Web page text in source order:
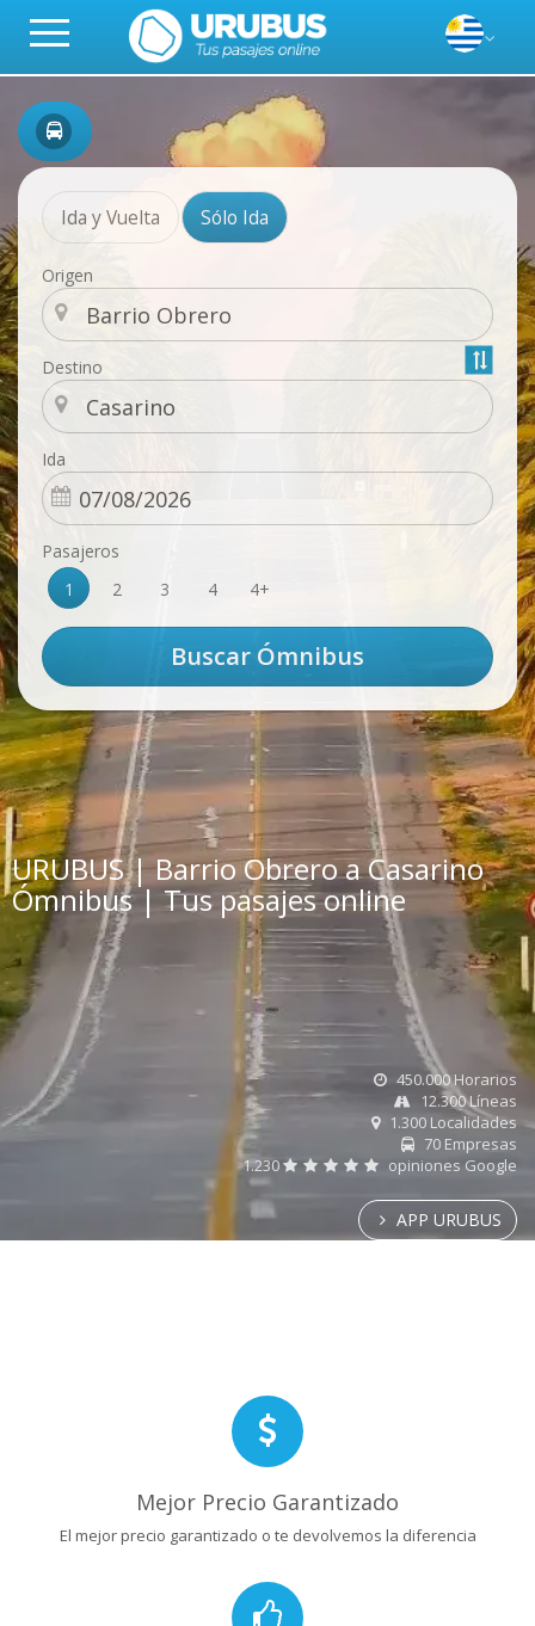
Ida y Vuelta Sólo Ida
Origen
Destino
Ida
Pasajeros
1
2 3 4 4+
URUBUS | Barrio Obrero a Casarino
Ómnibus | Tus pasajes online
450.000 Horarios
12.300 Líneas
1.300 Localidades
70 Empresas
1.230
opiniones Google
APP URUBUS
Mejor Precio Garantizado
El mejor precio garantizado o te devolvemos la diferencia